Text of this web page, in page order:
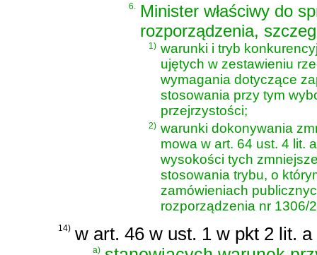
6.
Minister właściwy do
rozporządzenia,
1) warunki i tryb
ujętych w zestawieniu
wymagania dotyczące
stosowania przy tym
przejrzystości;
2) warunki dokonywania
mowa w art. 64 ust. 4 lit.
wysokości tych
stosowania trybu, o
zamówieniach
rozporządzenia nr 1306/
14) w art. 46 w ust. 1 w pkt 2 lit.
a)